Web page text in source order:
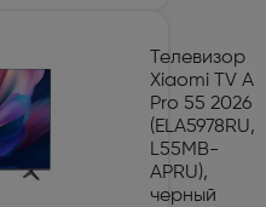
Телевизор
Xiaomi TV A
Pro 55 2026
(ELA5978RU,
L55MB-
APRU),
черный